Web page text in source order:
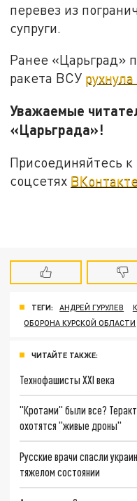
перевез из
супруги.
Ранее «Царьград»
ракета ВСУ
Уважаемые
Присоединяйтесь к
соцсетях
ТЕГИ: АНДРЕЙ ГУРУЛЕВ
ОБОРОНА КУРСКОЙ ОБЛАСТИ
ЧИТАЙТЕ ТАКЖЕ:
Технофашисты XXI века
"Кротами" были все?
охотятся "живые дроны"
Русские врачи спасли
тяжелом состоянии